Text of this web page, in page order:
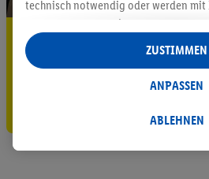
5.95 € Versand
Jetzt zum Newsletter
technisch notwendig oder werden mit
auch durch Partner (u.a.
Verantwortliche; im Zusammenhang mit
insgesamt
Statistik-Erstellung oder für
Datenverarbeitungen für ABLEHNEN
ANPASSEN
ZUSTIMMEN